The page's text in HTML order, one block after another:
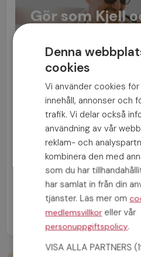
Gör som Kjell
Bli
Att träffa
NÄSTA
Superviktig fakta för
Denna
cookies
Vi använder cookies
innehåll, annonser och
trafik. Vi delar också
användning av vår
reklam- och
kombinera den med
som du har
har samlat in från din
tjänster. Läs mer om
medlemsvillkoreller vår
personuppgiftspolicy.
VISA ALLA PARTNERS